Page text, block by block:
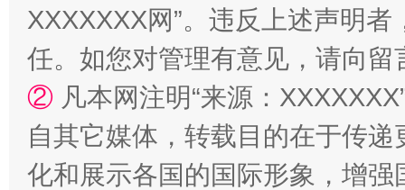
XXXXXXX网”。违反上述声明
任。如您对管理有意见，请向
② 凡本网注明“来源：
自其它媒体，转载目的在于传
化和展示各国的国际形象，增